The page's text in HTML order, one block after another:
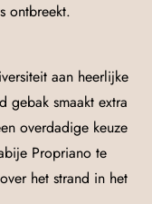
ontbreekt.
aan heerlijke
gebak smaakt extra
overdadige keuze
Propriano te
het strand in het